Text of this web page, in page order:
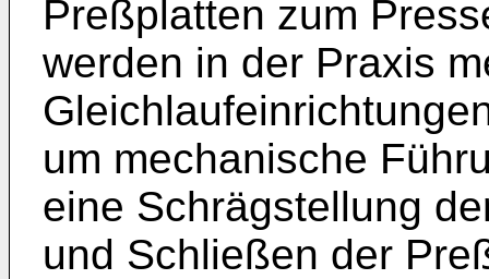
Preßplatten zum
werden in der Praxis
um mechanische
eine Schrägstellung
und Schließen der